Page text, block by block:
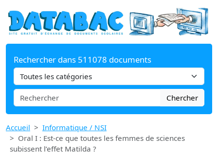
Rechercher dans 511078 documents
Chercher
Accueil
Informatique / NSI
Oral I : Est-ce que toutes les femmes de sciences
subissent l’effet Matilda ?